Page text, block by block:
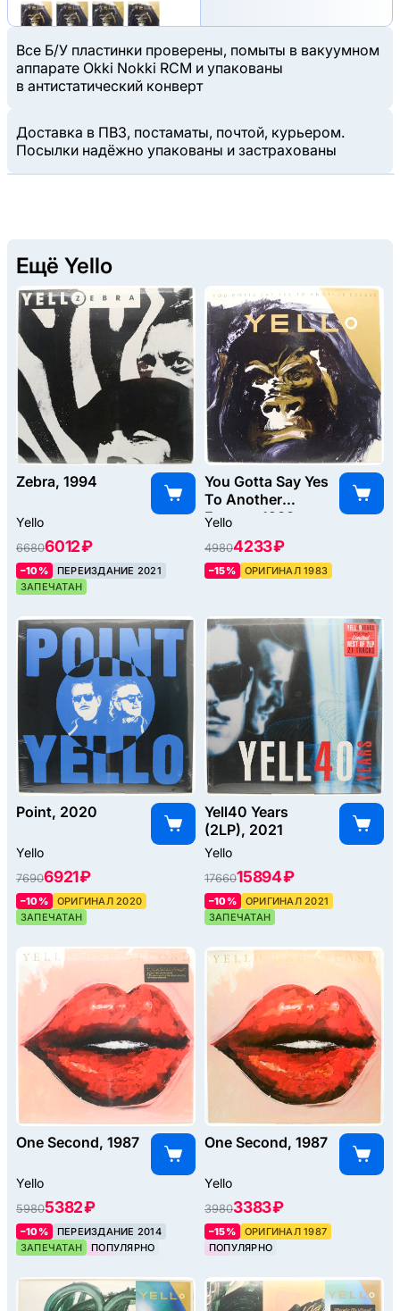
Все Б/У пластинки проверены, помыты в вакуумном
аппарате Okki Nokki RCM и упакованы
в антистатический конверт
Доставка в ПВЗ, постаматы, почтой, курьером.
Посылки надёжно упакованы и застрахованы
Ещё Yello
Zebra, 1994
Yello
66806012 ₽
–10%
ПЕРЕИЗДАНИЕ 2021
ЗАПЕЧАТАН
You Gotta Say Yes
To Another
Excess, 1983
Yello
49804233 ₽
–15% ОРИГИНАЛ 1983
Point, 2020
Yello
76906921 ₽
–10%
ОРИГИНАЛ 2020
ЗАПЕЧАТАН
Yell40 Years
(2LP), 2021
Yello
1766015894 ₽
–10%
ОРИГИНАЛ 2021
ЗАПЕЧАТАН
One Second, 1987
Yello
59805382 ₽
–10%
ПЕРЕИЗДАНИЕ 2014
ЗАПЕЧАТАН
ПОПУЛЯРНО
One Second, 1987
Yello
39803383 ₽
–15%
ОРИГИНАЛ 1987
ПОПУЛЯРНО